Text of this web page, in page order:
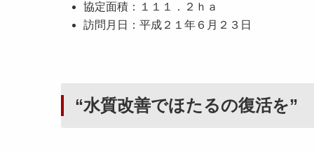
協定面積：１１１．２ｈａ
訪問月日：平成２１年６月２３日
“水質改善でほたるの復活を”